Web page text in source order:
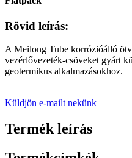
Rövid leírás:
A Meilong Tube korrózióálló
vezérlővezeték-csöveket gyárt
geotermikus alkalmazásokhoz.
Küldjön e-mailt nekünk
Termék leírás